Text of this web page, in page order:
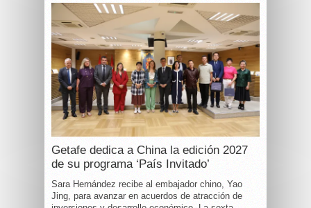
Getafe dedica a China la edición 2027
de su programa ‘País Invitado’
Sara Hernández recibe al embajador chino, Yao
Jing, para avanzar en acuerdos de atracción de